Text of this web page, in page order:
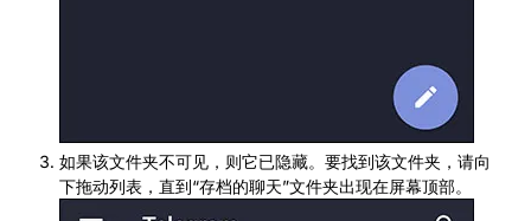
如果该文件夹不可见，则它已隐藏。要找到该文件夹​​，请向
下拖动列表，直到“存档的聊天”文件夹出现在屏幕顶部。